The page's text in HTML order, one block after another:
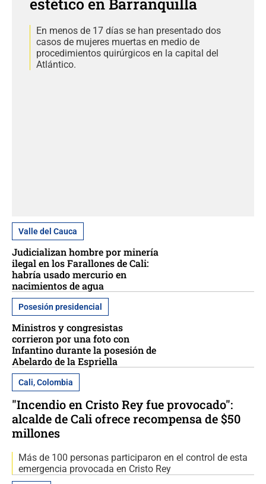
estético en Barranquilla
En menos de 17 días se han presentado dos
casos de mujeres muertas en medio de
procedimientos quirúrgicos en la capital del
Atlántico.
Valle del Cauca
Judicializan hombre por minería
ilegal en los Farallones de Cali:
habría usado mercurio en
nacimientos de agua
Posesión presidencial
Ministros y congresistas
corrieron por una foto con
Infantino durante la posesión de
Abelardo de la Espriella
Cali, Colombia
"Incendio en Cristo Rey fue provocado":
alcalde de Cali ofrece recompensa de $50
millones
Más de 100 personas participaron en el control de esta
emergencia provocada en Cristo Rey